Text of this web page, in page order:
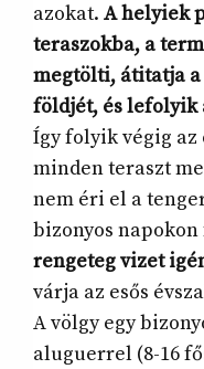
azokat. A helyiek
teraszokba, a
megtölti, átitatja
földjét, és lefolyik
Így folyik végig az
minden teraszt
nem éri el a
bizonyos
rengeteg vizet
várja az esős
A völgy egy
aluguerrel (8-16